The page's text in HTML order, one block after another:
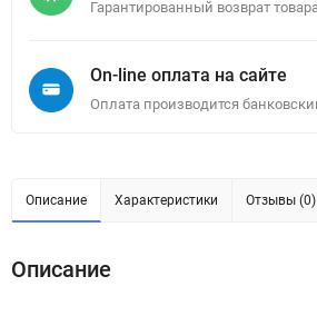
Гарантированный возврат
On-line оплата на сайте
Оплата производится
Описание Характеристики Отзывы (0)
Описание